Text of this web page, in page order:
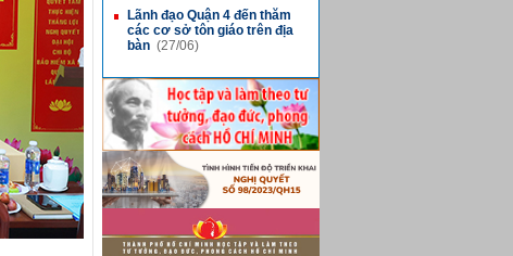
■
Lãnh đạo Quận 4 đến thăm
các cơ sở tôn giáo trên địa
bàn (27/06)